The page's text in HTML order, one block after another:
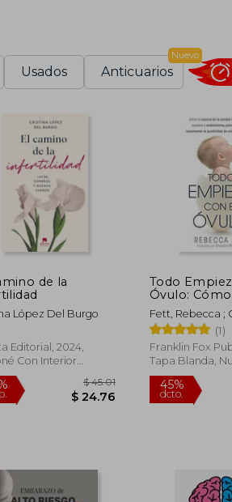
Usados Anticuarios
Nuevo
de la
López Del Burgo
Editorial, 2024,
Con Interior
Nuevo
dcto.
Todo
Óvulo:
Ciencia de la
del Óvulo
Ayudarla a
Abortos e
Posibilidad de
Fett, Rebecca ;
Maytorena
(1)
Franklin Fox
Tapa Blanda,